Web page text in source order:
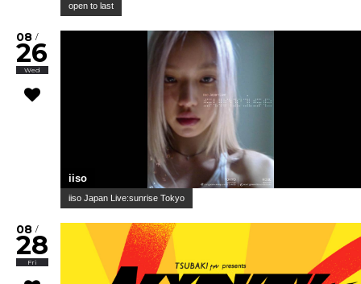
open to last
08 /
26
Wed
iiso
iiso Japan Live:sunrise Tokyo
08 /
28
Fri